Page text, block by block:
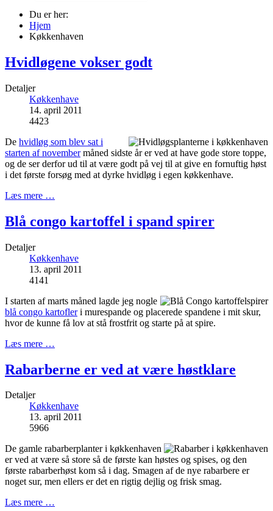
Du er her:
Hjem
Køkkenhaven
Hvidløgene vokser godt
Detaljer
Køkkenhave
14. april 2011
4423
De hvidløg som blev sat i
starten af novembermåned sidste år er ved at have gode store toppe,
og de ser derfor ud til at være godt på vej til at give en fornuftig høst
i det første forsøg med at dyrke hvidløg i egen køkkenhave.
Læs mere …
Blå congo kartoffel i spand spirer
Detaljer
Køkkenhave
13. april 2011
4141
I starten af marts måned lagde jeg nogle
blå congo kartofleri murespande og placerede spandene i mit skur,
hvor de kunne få lov at stå frostfrit og starte på at spire.
Læs mere …
Rabarberne er ved at være høstklare
Detaljer
Køkkenhave
13. april 2011
5966
De gamle rabarberplanter i køkkenhaven
er ved at være så store så de første kan høstes og spises, og den
første rabarberhøst kom så i dag. Smagen af de nye rabarbere er
noget sur, men ellers er det en rigtig dejlig og frisk smag.
Læs mere …